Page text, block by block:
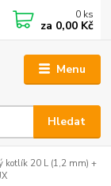
Menu
Hledat
0 ks
za 0,00 Kč
kotlík 20 L (1,2 mm) +